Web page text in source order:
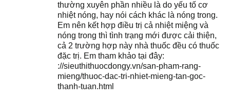
thường xuyên phần nhiều là do yếu tố cơ
nhiệt nóng, hay nói cách khác là nóng trong.
Em nên kết hợp điều trị cả nhiệt miệng và
nóng trong thì tình trạng mới được cải thiện,
cả 2 trường hợp này nhà thuốc đều có thuốc
đặc trị. Em tham khảo tại đây:
://sieuthithuocdongy.vn/san-pham-rang-
mieng/thuoc-dac-tri-nhiet-mieng-tan-goc-
thanh-tuan.html